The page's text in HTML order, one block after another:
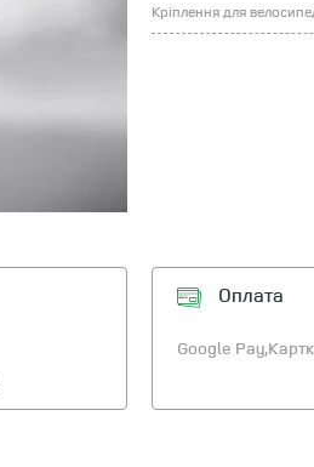
Кріплення для
Оплата
Google Pay,